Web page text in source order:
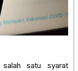
salah satu syarat